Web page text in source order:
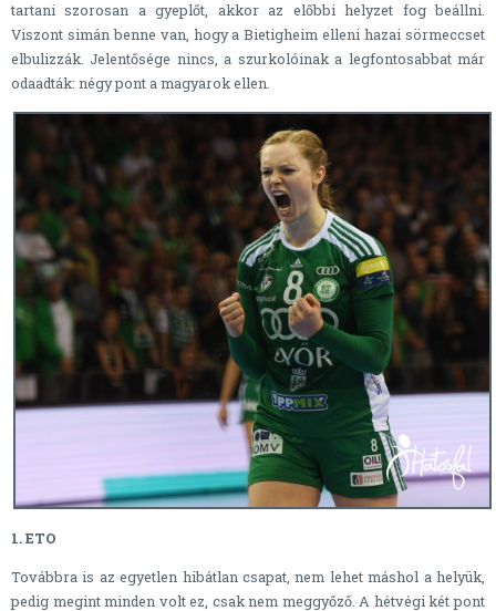
tartani szorosan a gyeplőt, akkor az előbbi helyzet fog beállni.
Viszont simán benne van, hogy a Bietigheim elleni hazai sörmeccset
elbulizzák. Jelentősége nincs, a szurkolóinak a legfontosabbat már
odaadták: négy pont a magyarok ellen.
1. ETO
Továbbra is az egyetlen hibátlan csapat, nem lehet máshol a helyük,
pedig megint minden volt ez, csak nem meggyőző. A hétvégi két pont